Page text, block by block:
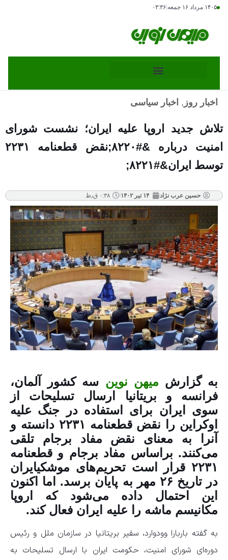
۱۴۰۵ مرداد ۱۶ جمعه ۰۳:۳۶
اخبار روز , اخبار سیاسی
تلاش جدید اروپا علیه ایران؛ نشست شورای
امنیت درباره &#۸۲۲۰;نقض قطعنامه ۲۲۳۱
توسط ایران&#۸۲۲۱;
حسین عرب نژاد ۱۴ تیر ۱۴۰۲ ۰:۳۸ ق٫ظ
به گزارش میهن نوین سه کشور آلمان،
فرانسه و بریتانیا ارسال تسلیحات از
سوی ایران برای استفاده در جنگ علیه
اوکراین را نقض قطعنامه ۲۲۳۱ دانسته و
آنرا به معنای نقض مفاد برجام تلقی
می‌کنند. براساس مفاد برجام و قطعنامه
۲۲۳۱ قرار است تحریم‌های موشکیایران
در تاریخ ۲۶ مهر به پایان برسد. اما اکنون
این احتمال داده می‌شود که اروپا
مکانیسم ماشه را علیه ایران فعال کند.
به گفته باربارا وودوارد، سفیر بریتانیا در سازمان ملل و رئیس
دوره‌ای شورای امنیت، حکومت ایران با ارسال تسلیحات به